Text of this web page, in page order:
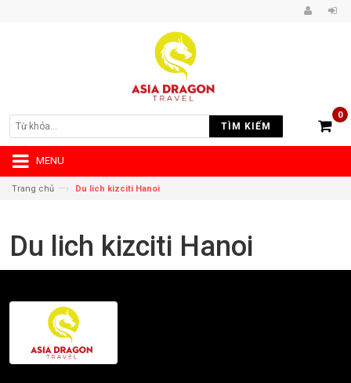
TÌM KIẾM
0
MENU
Trang chủ —› Du lich kizciti Hanoi
Du lich kizciti Hanoi